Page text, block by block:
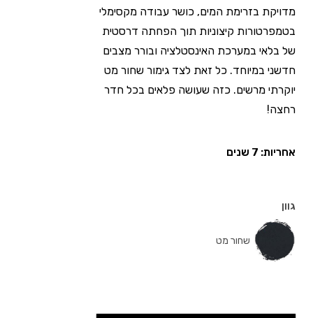
מדויקת בזרימת המים, כושר עבודה מקסימלי
בטמפרטורות קיצוניות תוך הפחתה דרסטית
של בלאי במערכת האינסטלציה ובורר מצבים
חדשני במיוחד. כל זאת לצד גימור שחור מט
יוקרתי מרשים. כזה שעושה פלאים בכל חדר
רחצה!
אחריות: 7 שנים
גוון
שחור מט